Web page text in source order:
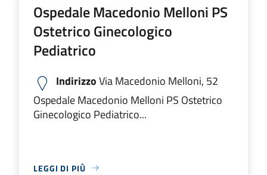
Ospedale Macedonio Melloni PS
Ostetrico Ginecologico
Pediatrico
IndirizzoVia Macedonio Melloni, 52
Ospedale Macedonio Melloni PS Ostetrico
Ginecologico Pediatrico...
LEGGI DI PIÙ